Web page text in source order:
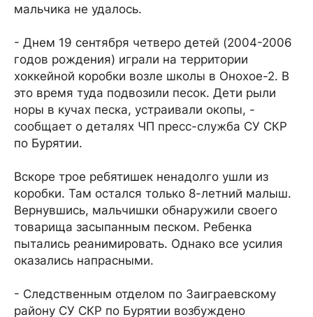
мальчика не удалось.
- Днем 19 сентября четверо детей (2004-2006
годов рождения) играли на территории
хоккейной коробки возле школы в Онохое-2. В
это время туда подвозили песок. Дети рыли
норы в кучах песка, устраивали окопы, -
сообщает о деталях ЧП пресс-служба СУ СКР
по Бурятии.
Вскоре трое ребятишек ненадолго ушли из
коробки. Там остался только 8-летний малыш.
Вернувшись, мальчишки обнаружили своего
товарища засыпанным песком. Ребенка
пытались реанимировать. Однако все усилия
оказались напрасными.
- Следственным отделом по Заиграевскому
району СУ СКР по Бурятии возбуждено